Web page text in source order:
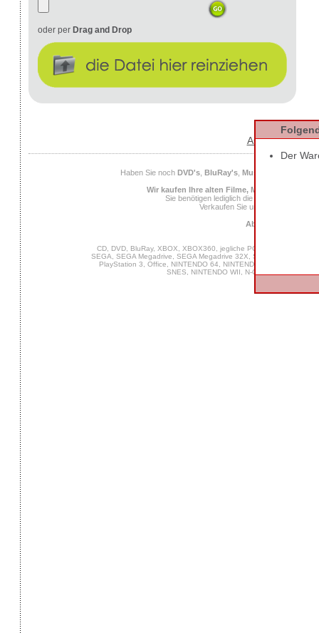
oder per Drag and Drop
AGB
Haben Sie noch DVD's, BluRay's, Musik CD's
Wir kaufen Ihre alten Filme, Musik und Spiele
Sie benötigen lediglich die
Verkaufen Sie uns Ihre alten
Ab 25 Euro
CD, DVD, BluRay, XBOX, XBOX360, jegliche PC Software,
SEGA, SEGA Megadrive, SEGA Megadrive 32X, SEGA Master
PlayStation 3, Office, NINTENDO 64, NINTENDO DS,
SNES, NINTENDO WII, N-Gage, MUSIK,
Der